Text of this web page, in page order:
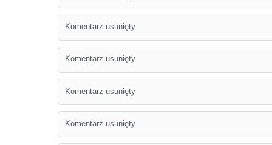
Komentarz usunięty
Komentarz usunięty
Komentarz usunięty
Komentarz usunięty